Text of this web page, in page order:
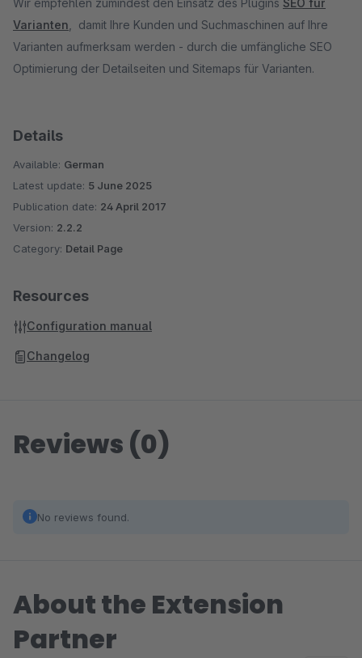
Wir empfehlen zumindest den Einsatz des Plugins SEO für
Varianten
Varianten aufmerksam werden - durch die umfängliche SEO
Optimierung der Detailseiten und Sitemaps für Varianten.
Details
Available: German
Latest update: 5 June 2025
Publication date: 24 April 2017
Version: 2.2.2
Category: Detail Page
Resources
Configuration manual
Changelog
Reviews (0)
No reviews found.
About the Extension
Partner